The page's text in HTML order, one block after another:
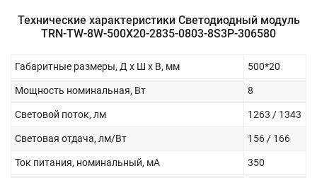
Технические характеристики Светодиодный модуль
TRN-TW-8W-500X20-2835-0803-8S3P-306580
Габаритные размеры, Д x Ш x В, мм 500*20
Мощность номинальная, Вт 8
Световой поток, лм 1263 / 1343
Световая отдача, лм/Вт 156 / 166
Ток питания, номинальный, мА 350